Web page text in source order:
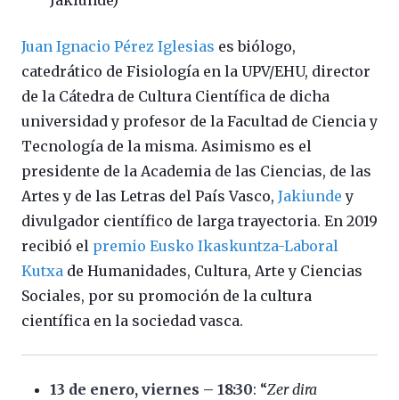
Juan Ignacio Pérez Iglesias es biólogo,
catedrático de Fisiología en la UPV/EHU, director
de la Cátedra de Cultura Científica de dicha
universidad y profesor de la Facultad de Ciencia y
Tecnología de la misma. Asimismo es el
presidente de la Academia de las Ciencias, de las
Artes y de las Letras del País Vasco, Jakiunde y
divulgador científico de larga trayectoria. En 2019
recibió el premio Eusko Ikaskuntza-Laboral
Kutxa de Humanidades, Cultura, Arte y Ciencias
Sociales, por su promoción de la cultura
científica en la sociedad vasca.
13 de enero, viernes – 18:30: “Zer dira